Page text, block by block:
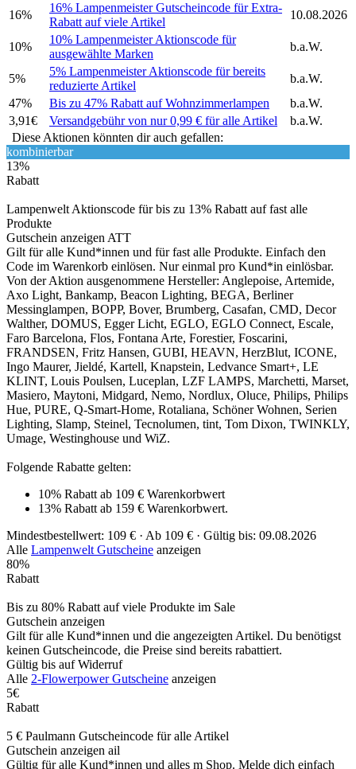
16%
16% Lampenmeister Gutscheincode für Extra-
Rabatt auf viele Artikel
10.08.2026
10%
10% Lampenmeister Aktionscode für
ausgewählte Marken
b.a.W.
5%
5% Lampenmeister Aktionscode für bereits
reduzierte Artikel
b.a.W.
47%
Bis zu 47% Rabatt auf Wohnzimmerlampen
b.a.W.
3,91€
Versandgebühr von nur 0,99 € für alle Artikel
b.a.W.
Diese Aktionen könnten dir auch gefallen:
kombinierbar
13%
Rabatt
Lampenwelt Aktionscode für bis zu 13% Rabatt auf fast alle
Produkte
Gutschein anzeigen ATT
Gilt für alle Kund*innen und für fast alle Produkte. Einfach den
Code im Warenkorb einlösen. Nur einmal pro Kund*in einlösbar.
Von der Aktion ausgenommene Hersteller: Anglepoise, Artemide,
Axo Light, Bankamp, Beacon Lighting, BEGA, Berliner
Messinglampen, BOPP, Bover, Brumberg, Casafan, CMD, Decor
Walther, DOMUS, Egger Licht, EGLO, EGLO Connect, Escale,
Faro Barcelona, Flos, Fontana Arte, Forestier, Foscarini,
FRANDSEN, Fritz Hansen, GUBI, HEAVN, HerzBlut, ICONE,
Ingo Maurer, Jieldé, Kartell, Knapstein, Ledvance Smart+, LE
KLINT, Louis Poulsen, Luceplan, LZF LAMPS, Marchetti, Marset,
Masiero, Maytoni, Midgard, Nemo, Nordlux, Oluce, Philips, Philips
Hue, PURE, Q-Smart-Home, Rotaliana, Schöner Wohnen, Serien
Lighting, Slamp, Steinel, Tecnolumen, tint, Tom Dixon, TWINKLY,
Umage, Westinghouse und WiZ.
Folgende Rabatte gelten:
10% Rabatt ab 109 € Warenkorbwert
13% Rabatt ab 159 € Warenkorbwert.
Mindestbestellwert: 109 € · Ab 109 € · Gültig bis: 09.08.2026
Alle Lampenwelt Gutscheine anzeigen
80%
Rabatt
Bis zu 80% Rabatt auf viele Produkte im Sale
Gutschein anzeigen
Gilt für alle Kund*innen und die angezeigten Artikel. Du benötigst
keinen Gutscheincode, die Preise sind bereits rabattiert.
Gültig bis auf Widerruf
Alle 2-Flowerpower Gutscheine anzeigen
5€
Rabatt
5 € Paulmann Gutscheincode für alle Artikel
Gutschein anzeigen ail
Gültig für alle Kund*innen und alles m Shop. Melde dich einfach